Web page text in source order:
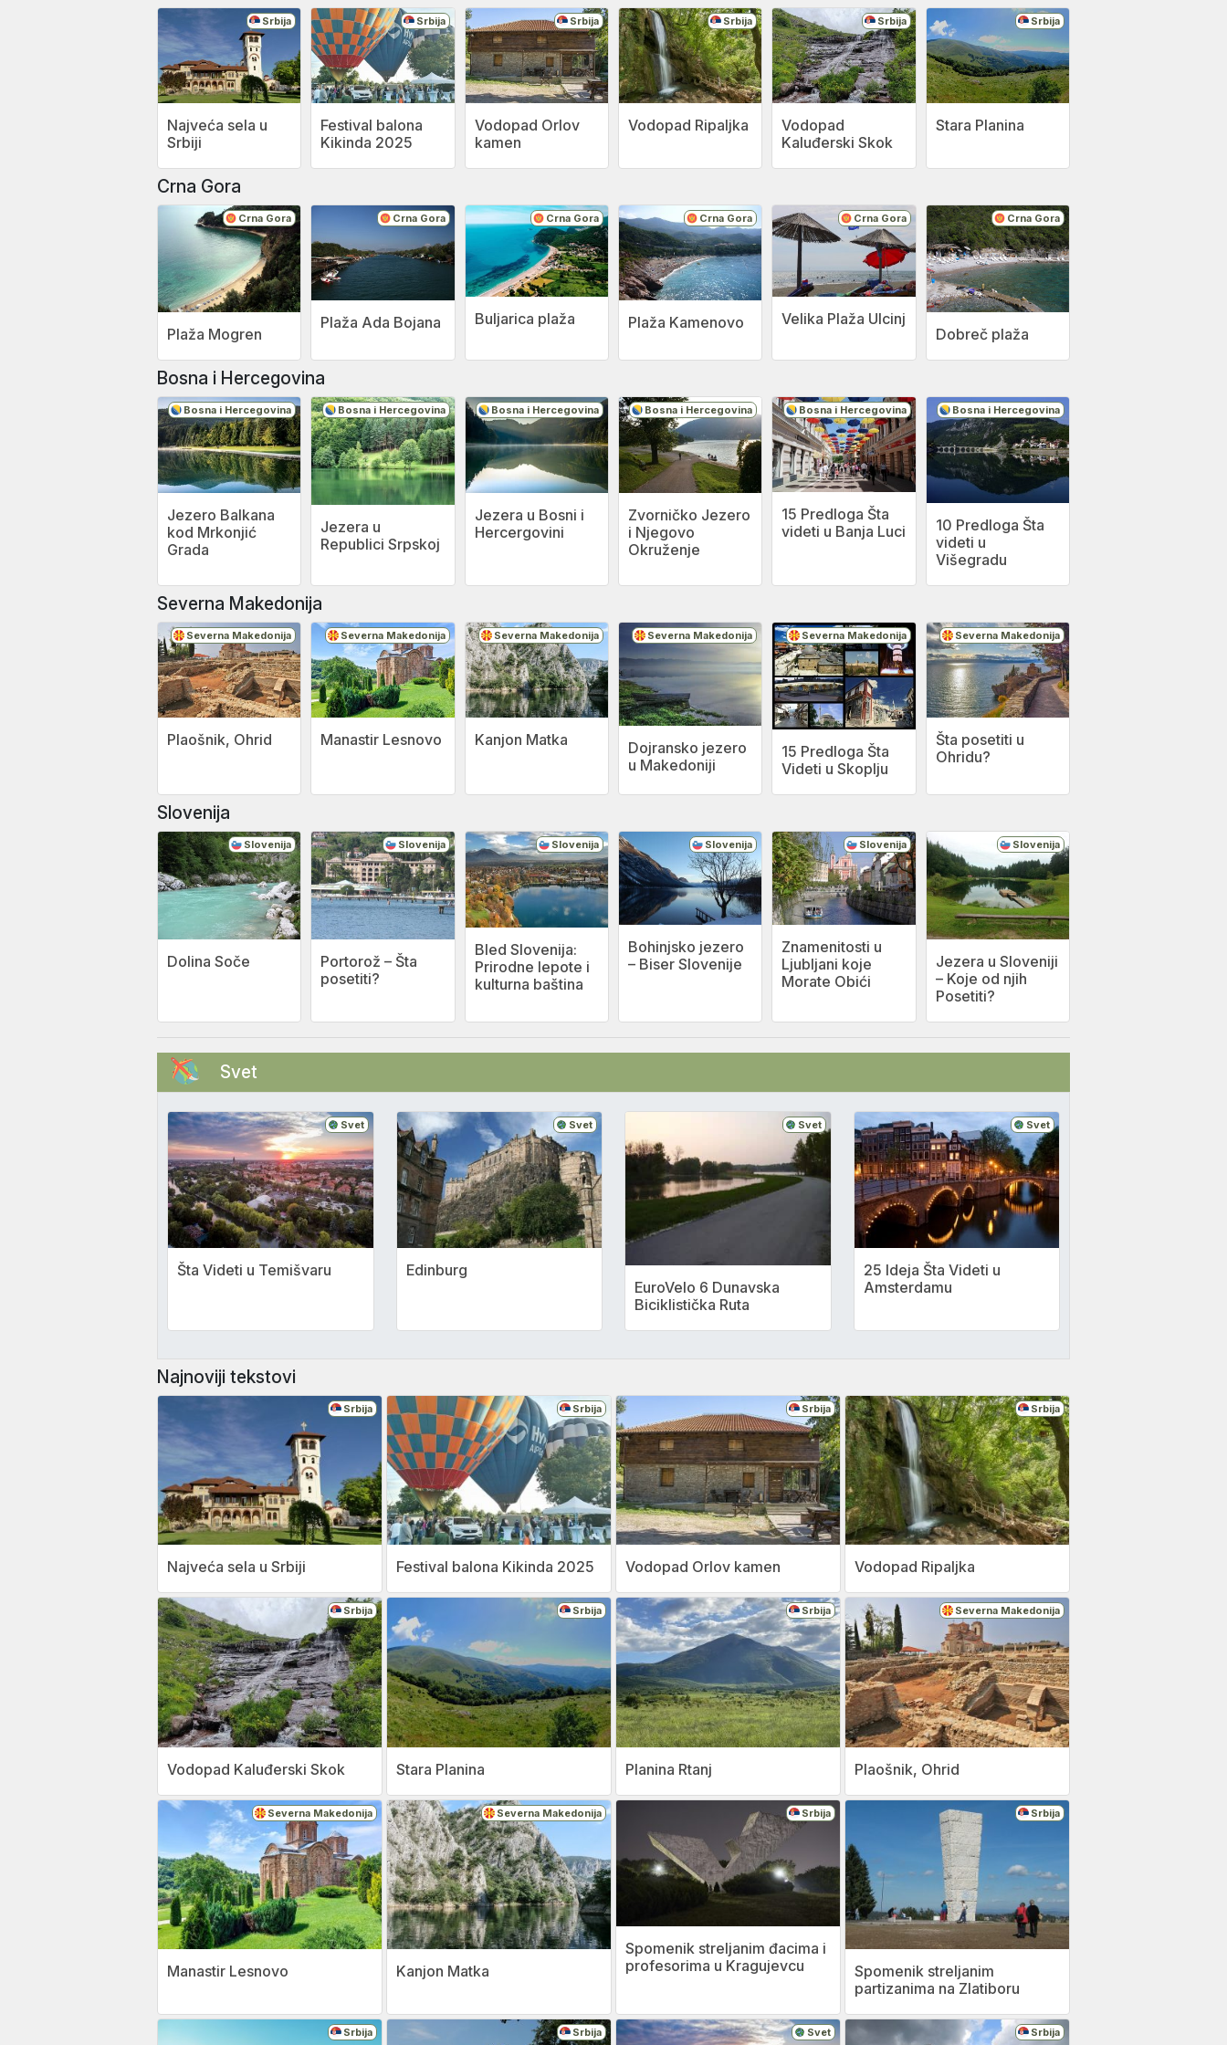
Srbija
Najveća sela u
Srbiji
Srbija
Festival balona
Kikinda 2025
Srbija
Vodopad Orlov
kamen
Srbija
Vodopad Ripaljka
Srbija
Vodopad
Kaluđerski Skok
Srbija
Stara Planina
Crna Gora
Crna Gora
Plaža Mogren
Crna Gora
Plaža Ada Bojana
Crna Gora
Buljarica plaža
Crna Gora
Plaža Kamenovo
Crna Gora
Velika Plaža Ulcinj
Crna Gora
Dobreč plaža
Bosna i Hercegovina
Bosna i Hercegovina
Jezero Balkana
kod Mrkonjić
Grada
Bosna i Hercegovina
Jezera u
Republici Srpskoj
Bosna i Hercegovina
Jezera u Bosni i
Hercergovini
Bosna i Hercegovina
Zvorničko Jezero
i Njegovo
Okruženje
Bosna i Hercegovina
15 Predloga Šta
videti u Banja Luci
Bosna i Hercegovina
10 Predloga Šta
videti u
Višegradu
Severna Makedonija
Severna Makedonija
Plaošnik, Ohrid
Severna Makedonija
Manastir Lesnovo
Severna Makedonija
Kanjon Matka
Severna Makedonija
Dojransko jezero
u Makedoniji
Severna Makedonija
15 Predloga Šta
Videti u Skoplju
Severna Makedonija
Šta posetiti u
Ohridu?
Slovenija
Slovenija
Dolina Soče
Slovenija
Portorož – Šta
posetiti?
Slovenija
Bled Slovenija:
Prirodne lepote i
kulturna baština
Slovenija
Bohinjsko jezero
– Biser Slovenije
Slovenija
Znamenitosti u
Ljubljani koje
Morate Obići
Slovenija
Jezera u Sloveniji
– Koje od njih
Posetiti?
Svet
Svet
Šta Videti u Temišvaru
Svet
Edinburg
Svet
EuroVelo 6 Dunavska
Biciklistička Ruta
Svet
25 Ideja Šta Videti u
Amsterdamu
Najnoviji tekstovi
Srbija
Najveća sela u Srbiji
Srbija
Festival balona Kikinda 2025
Srbija
Vodopad Orlov kamen
Srbija
Vodopad Ripaljka
Srbija
Vodopad Kaluđerski Skok
Srbija
Stara Planina
Srbija
Planina Rtanj
Severna Makedonija
Plaošnik, Ohrid
Severna Makedonija
Manastir Lesnovo
Severna Makedonija
Kanjon Matka
Srbija
Spomenik streljanim đacima i
profesorima u Kragujevcu
Srbija
Spomenik streljanim
partizanima na Zlatiboru
Srbija Srbija Svet Srbija